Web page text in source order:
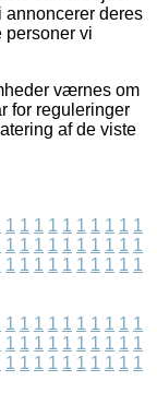
annoncerer deres
personer vi
værnes om
for reguleringer
af de viste
1 1 1 1 1 1 1 1 1 1
1 1 1 1 1 1 1 1 1 1
1 1 1 1 1 1 1 1 1 1
1 1 1 1 1 1 1 1 1 1
1 1 1 1 1 1 1 1 1 1
1 1 1 1 1 1 1 1 1 1